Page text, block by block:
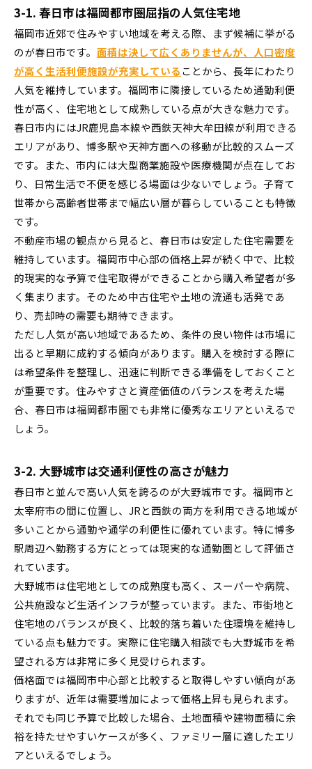
3-1. 春日市は福岡都市圏屈指の人気住宅地
福岡市近郊で住みやすい地域を考える際、まず候補に挙がる
のが春日市です。 面積は決して広くありませんが、人口密度
が高く生活利便施設が充実していることから、長年にわたり
人気を維持しています。福岡市に隣接しているため通勤利便
性が高く、住宅地として成熟している点が大きな魅力です。
春日市内にはJR鹿児島本線や西鉄天神大牟田線が利用できる
エリアがあり、博多駅や天神方面への移動が比較的スムーズ
です。また、市内には大型商業施設や医療機関が点在してお
り、日常生活で不便を感じる場面は少ないでしょう。子育て
世帯から高齢者世帯まで幅広い層が暮らしていることも特徴
です。
不動産市場の観点から見ると、春日市は安定した住宅需要を
維持しています。福岡市中心部の価格上昇が続く中で、比較
的現実的な予算で住宅取得ができることから購入希望者が多
く集まります。そのため中古住宅や土地の流通も活発であ
り、売却時の需要も期待できます。
ただし人気が高い地域であるため、条件の良い物件は市場に
出ると早期に成約する傾向があります。購入を検討する際に
は希望条件を整理し、迅速に判断できる準備をしておくこと
が重要です。住みやすさと資産価値のバランスを考えた場
合、春日市は福岡都市圏でも非常に優秀なエリアといえるで
しょう。
3-2. 大野城市は交通利便性の高さが魅力
春日市と並んで高い人気を誇るのが大野城市です。福岡市と
太宰府市の間に位置し、JRと西鉄の両方を利用できる地域が
多いことから通勤や通学の利便性に優れています。特に博多
駅周辺へ勤務する方にとっては現実的な通勤圏として評価さ
れています。
大野城市は住宅地としての成熟度も高く、スーパーや病院、
公共施設など生活インフラが整っています。また、市街地と
住宅地のバランスが良く、比較的落ち着いた住環境を維持し
ている点も魅力です。実際に住宅購入相談でも大野城市を希
望される方は非常に多く見受けられます。
価格面では福岡市中心部と比較すると取得しやすい傾向があ
りますが、近年は需要増加によって価格上昇も見られます。
それでも同じ予算で比較した場合、土地面積や建物面積に余
裕を持たせやすいケースが多く、ファミリー層に適したエリ
アといえるでしょう。